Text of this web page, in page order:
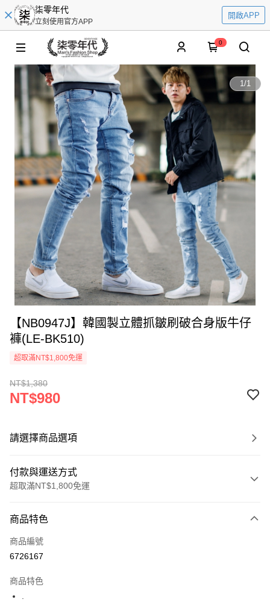
柒零年代
立刻使用官方APP
開啟APP
0
1/1
【NB0947J】韓國製立體抓皺刷破合身版牛仔
褲(LE-BK510)
超取滿NT$1,800免運
NT$1,380
NT$980
請選擇商品選項
付款與運送方式
超取滿NT$1,800免運
信用卡一次付款
超商取貨付款
商品特色
商品編號
6726167
商品特色